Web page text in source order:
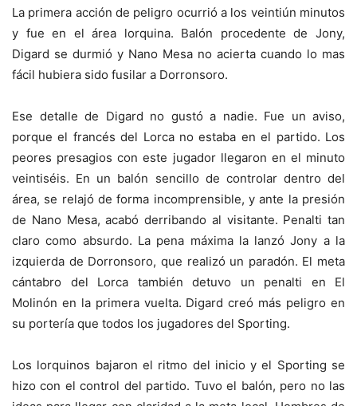
La primera acción de peligro ocurrió a los veintiún minutos
y fue en el área lorquina. Balón procedente de Jony,
Digard se durmió y Nano Mesa no acierta cuando lo mas
fácil hubiera sido fusilar a Dorronsoro.
Ese detalle de Digard no gustó a nadie. Fue un aviso,
porque el francés del Lorca no estaba en el partido. Los
peores presagios con este jugador llegaron en el minuto
veintiséis. En un balón sencillo de controlar dentro del
área, se relajó de forma incomprensible, y ante la presión
de Nano Mesa, acabó derribando al visitante. Penalti tan
claro como absurdo. La pena máxima la lanzó Jony a la
izquierda de Dorronsoro, que realizó un paradón. El meta
cántabro del Lorca también detuvo un penalti en El
Molinón en la primera vuelta. Digard creó más peligro en
su portería que todos los jugadores del Sporting.
Los lorquinos bajaron el ritmo del inicio y el Sporting se
hizo con el control del partido. Tuvo el balón, pero no las